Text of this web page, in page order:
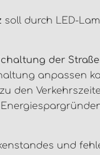
soll durch LED-
der
anpassen
den
und